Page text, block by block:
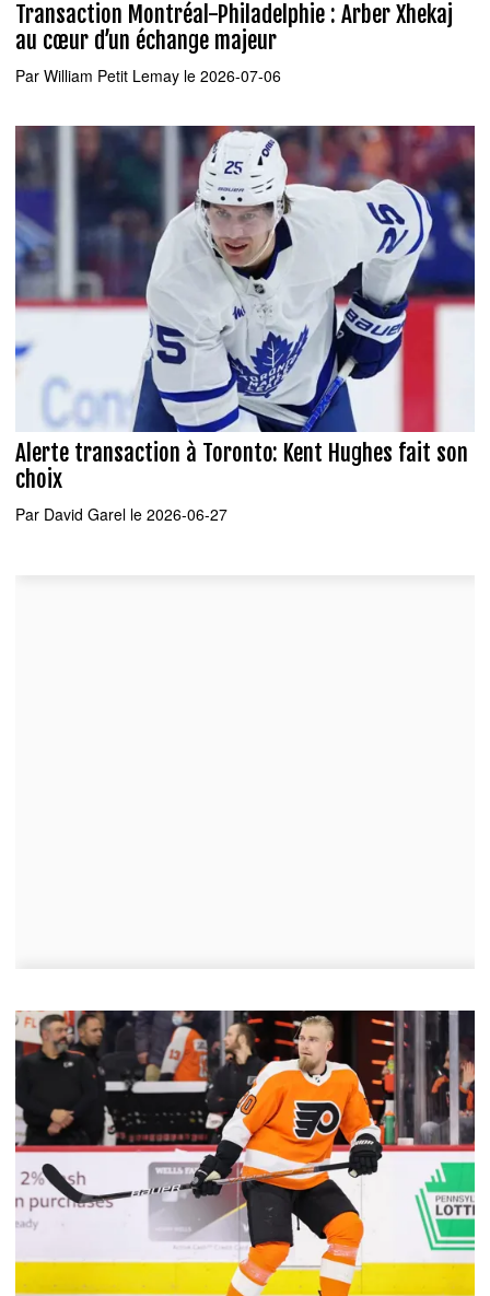
Transaction Montréal-Philadelphie : Arber Xhekaj
au cœur d’un échange majeur
Par William Petit Lemay le 2026-07-06
Alerte transaction à Toronto: Kent Hughes fait son
choix
Par David Garel le 2026-06-27